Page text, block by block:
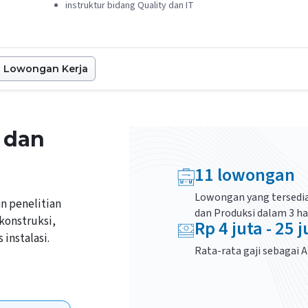
instruktur bidang Quality dan IT
Lowongan Kerja
penelitian
instalasi.
11 lowongan
Lowongan yang
dan Produksidalam 3
Rp4juta -25
Rata-rata gaji sebagai